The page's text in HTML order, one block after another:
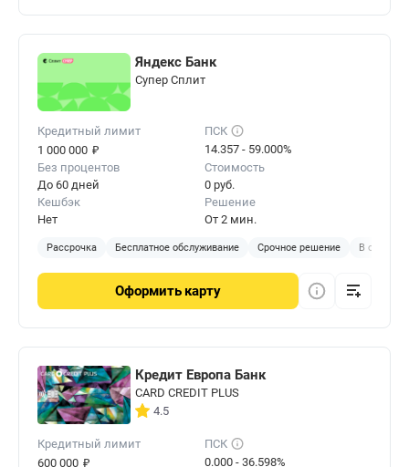
Яндекс Банк
Cупер Сплит
Кредитный лимит
1 000 000 ₽
ПСК
14.357 - 59.000%
Без процентов
До 60 дней
Стоимость
0 руб.
Кешбэк
Нет
Решение
От 2 мин.
Рассрочка Бесплатное обслуживание Срочное решение В
Оформить карту
Кредит Европа Банк
CARD CREDIT PLUS
4.5
Кредитный лимит
600 000 ₽
ПСК
0.000 - 36.598%